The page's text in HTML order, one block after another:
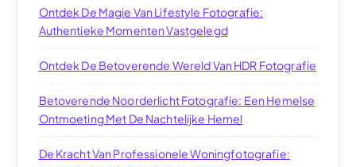
Ontdek De Magie Van Lifestyle Fotografie:
Authentieke Momenten Vastgelegd
Ontdek De Betoverende Wereld Van HDR Fotografie
Betoverende Noorderlicht Fotografie: Een Hemelse
Ontmoeting Met De Nachtelijke Hemel
De Kracht Van Professionele Woningfotografie: